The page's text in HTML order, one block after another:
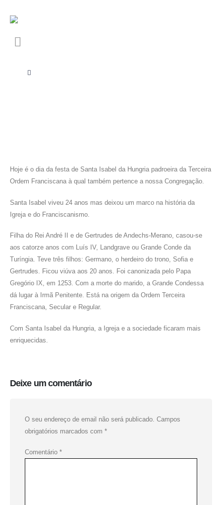
Hoje é o dia da festa de Santa Isabel da Hungria padroeira da Terceira
Ordem Franciscana à qual também pertence a nossa Congregação.
Santa Isabel viveu 24 anos mas deixou um marco na história da
Igreja e do Franciscanismo.
Filha do Rei André II e de Gertrudes de Andechs-Merano, casou-se
aos catorze anos com Luís IV, Landgrave ou Grande Conde da
Turíngia. Teve três filhos: Germano, o herdeiro do trono, Sofia e
Gertrudes. Ficou viúva aos 20 anos. Foi canonizada pelo Papa
Gregório IX, em 1253. Com a morte do marido, a Grande Condessa
dá lugar à Irmã Penitente. Está na origem da Ordem Terceira
Franciscana, Secular e Regular.
Com Santa Isabel da Hungria, a Igreja e a sociedade ficaram mais
enriquecidas.
Deixe um comentário
O seu endereço de email não será publicado. Campos
obrigatórios marcados com *
Comentário *